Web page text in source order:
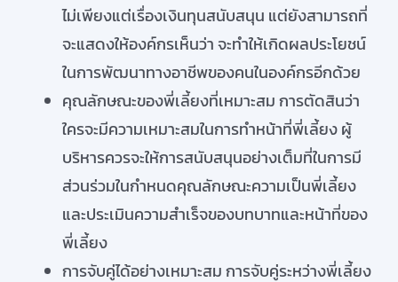
ไม่เพียงแต่เรื่องเงินทุนสนับสนุน แต่ยังสามารถที่
จะแสดงให้องค์กรเห็นว่า จะทำให้เกิดผลประโยชน์
ในการพัฒนาทางอาชีพของคนในองค์กรอีกด้วย
คุณลักษณะของพี่เลี้ยงที่เหมาะสม การตัดสินว่า
ใครจะมีความเหมาะสมในการทำหน้าที่พี่เลี้ยง ผู้
บริหารควรจะให้การสนับสนุนอย่างเต็มที่ในการมี
ส่วนร่วมในกำหนดคุณลักษณะความเป็นพี่เลี้ยง
และประเมินความสำเร็จของบทบาทและหน้าที่ของ
พี่เลี้ยง
การจับคู่ได้อย่างเหมาะสม การจับคู่ระหว่างพี่เลี้ยง